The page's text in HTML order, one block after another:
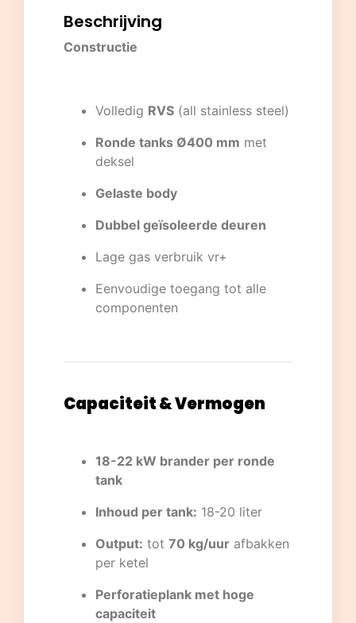
Beschrijving
Constructie
Volledig RVS (all stainless steel)
Ronde tanks Ø400 mm met
deksel
Gelaste body
Dubbel geïsoleerde deuren
Lage gas verbruik vr+
Eenvoudige toegang tot alle
componenten
Capaciteit & Vermogen
18-22 kW brander per ronde
tank
Inhoud per tank: 18-20 liter
Output: tot 70 kg/uur afbakken
per ketel
Perforatieplank met hoge
capaciteit